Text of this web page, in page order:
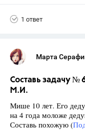
1 ответ
Марта
Составь задачу №
М.И.
Мише 10 лет. Его
на 4 года моложе
Составь похожую (